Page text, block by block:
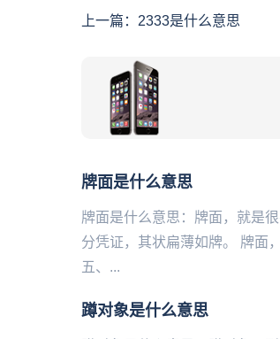
上一篇： 2333是什么意思
牌面是什么意思
牌面是什么意思：牌面，就是
分凭证，其状扁薄如牌。 牌面
五、...
蹲对象是什么意思